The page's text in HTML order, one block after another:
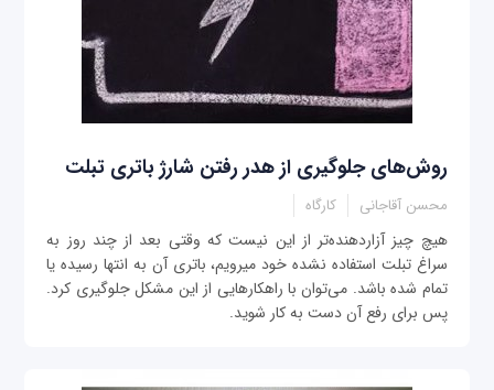
روش‌های جلوگیری از هدر رفتن شارژ باتری تبلت
محسن آقاجانی کارگاه
هیچ چیز آزاردهنده‌تر از این نیست که وقتی بعد از چند روز به
سراغ تبلت استفاده نشده خود می‎رویم، باتری آن به انتها رسیده یا
تمام شده باشد. می‌توان با راهکارهایی از این مشکل جلوگیری کرد.
پس برای رفع آن دست به کار شوید.